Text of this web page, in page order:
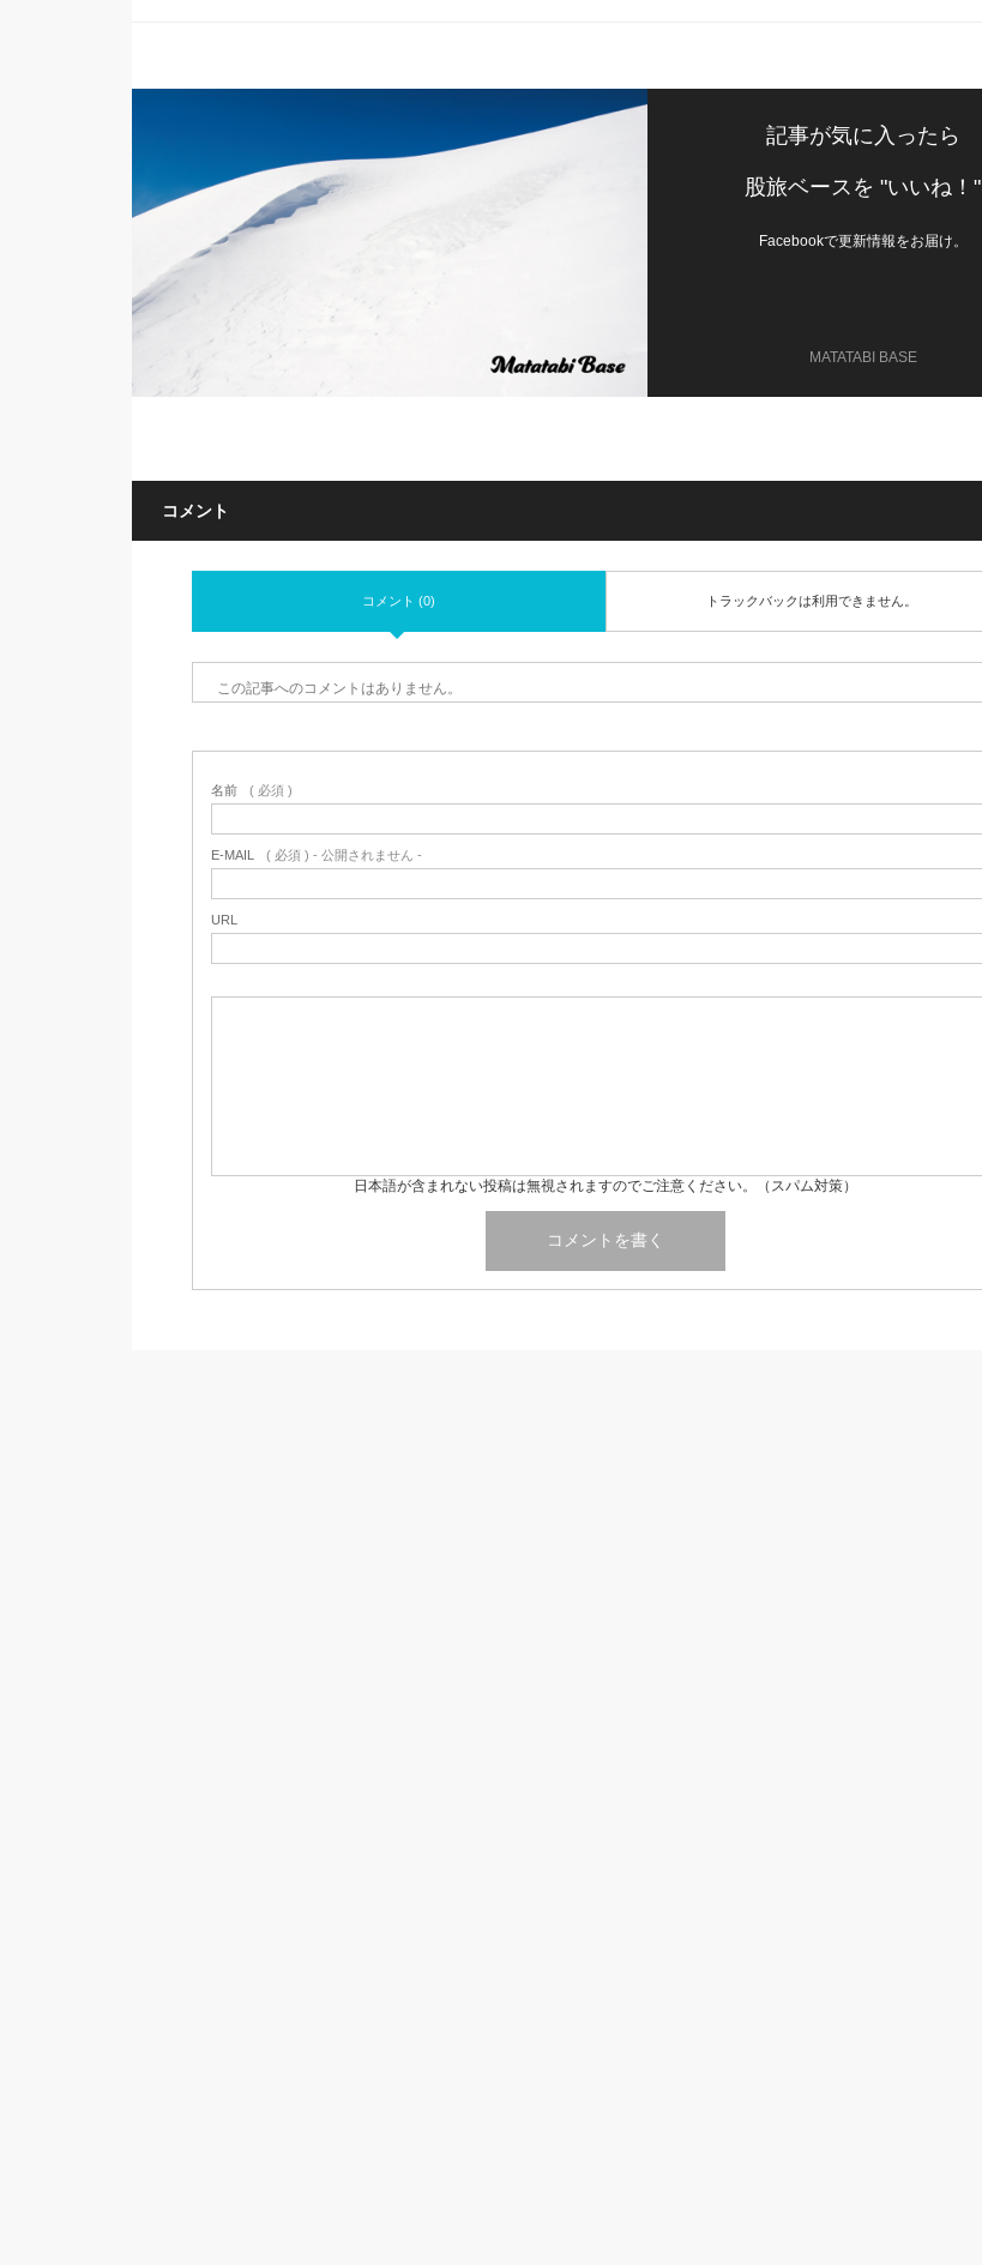
記事が気に入ったら
股旅ベースを "いいね！"
Facebookで更新情報をお届け。
MATATABI BASE
コメント
コメント (0) トラックバックは利用できません。
この記事へのコメントはありません。
名前 ( 必須 )
E-MAIL ( 必須 ) - 公開されません -
URL
日本語が含まれない投稿は無視されますのでご注意ください。（スパム対策）